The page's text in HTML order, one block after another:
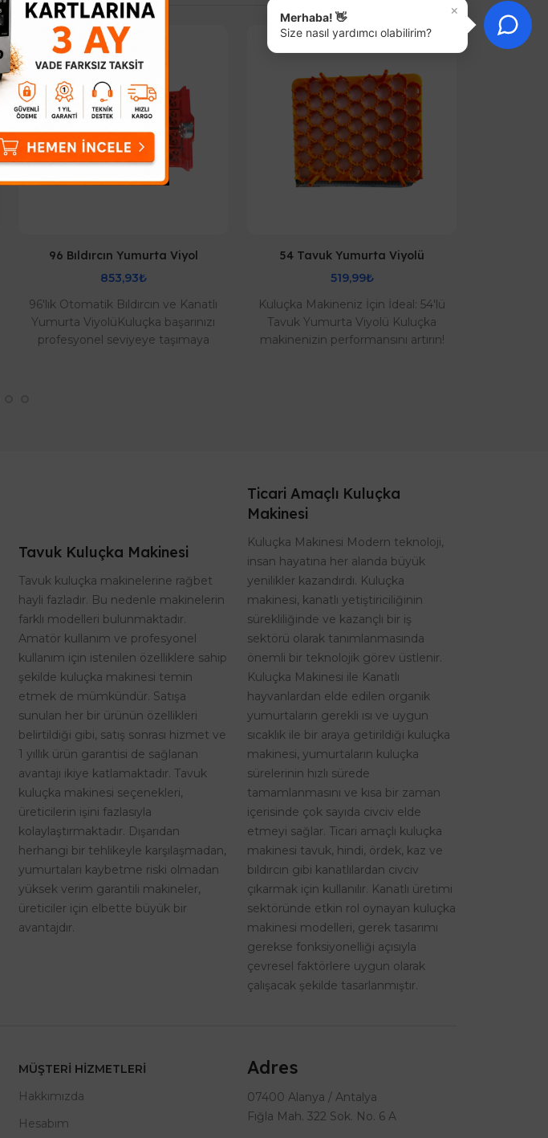
96 Bıldırcın Yumurta Viyol
853,93₺
96'lık Otomatik Bıldırcın ve Kanatlı
Yumurta ViyolüKuluçka başarınızı
profesyonel seviyeye taşımaya
54 Tavuk Yumurta Viyolü
519,99₺
Kuluçka Makineniz İçin İdeal: 54'lü
Tavuk Yumurta Viyolü Kuluçka
makinenizin performansını artırın!
Tavuk Kuluçka Makinesi
Tavuk kuluçka makinelerine rağbet
hayli fazladır. Bu nedenle makinelerin
farklı modelleri bulunmaktadır.
Amatör kullanım ve profesyonel
kullanım için istenilen özelliklere sahip
şekilde kuluçka makinesi temin
etmek de mümkündür. Satışa
sunulan her bir ürünün özellikleri
belirtildiği gibi, satış sonrası hizmet ve
1 yıllık ürün garantisi de sağlanan
avantajı ikiye katlamaktadır. Tavuk
kuluçka makinesi seçenekleri,
üreticilerin işini fazlasıyla
kolaylaştırmaktadır. Dışarıdan
herhangi bir tehlikeyle karşılaşmadan,
yumurtaları kaybetme riski olmadan
yüksek verim garantili makineler,
üreticiler için elbette büyük bir
avantajdır.
Ticari Amaçlı Kuluçka
Makinesi
Kuluçka Makinesi Modern teknoloji,
insan hayatına her alanda büyük
yenilikler kazandırdı. Kuluçka
makinesi, kanatlı yetiştiriciliğinin
sürekliliğinde ve kazançlı bir iş
sektörü olarak tanımlanmasında
önemli bir teknolojik görev üstlenir.
Kuluçka Makinesi ile Kanatlı
hayvanlardan elde edilen organik
yumurtaların gerekli ısı ve uygun
sıcaklık ile bir araya getirildiği kuluçka
makinesi, yumurtaların kuluçka
sürelerinin hızlı sürede
tamamlanmasını ve kısa bir zaman
içerisinde çok sayıda civciv elde
etmeyi sağlar. Ticari amaçlı kuluçka
makinesi tavuk, hindi, ördek, kaz ve
bıldırcın gibi kanatlılardan civciv
çıkarmak için kullanılır. Kanatlı üretimi
sektöründe etkin rol oynayan kuluçka
makinesi modelleri, gerek tasarımı
gerekse fonksiyonelliği açısıyla
çevresel faktörlere uygun olarak
çalışacak şekilde tasarlanmıştır.
MÜŞTERI HIZMETLERI
Hakkımızda
Hesabım
Adres
07400 Alanya / Antalya
Fığla Mah. 322 Sok. No. 6 A
×
Merhaba! 👋
Size nasıl yardımcı olabilirim?